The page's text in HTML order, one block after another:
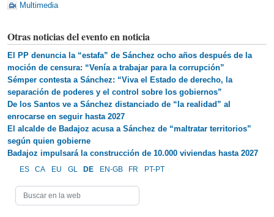
Multimedia
Otras noticias del evento en noticia
El PP denuncia la “estafa” de Sánchez ocho años después de la
moción de censura: “Venía a trabajar para la corrupción”
Sémper contesta a Sánchez: “Viva el Estado de derecho, la
separación de poderes y el control sobre los gobiernos”
De los Santos ve a Sánchez distanciado de “la realidad” al
enrocarse en seguir hasta 2027
El alcalde de Badajoz acusa a Sánchez de “maltratar territorios”
según quien gobierne
Badajoz impulsará la construcción de 10.000 viviendas hasta 2027
ES CA EU GL DE EN-GB FR PT-PT